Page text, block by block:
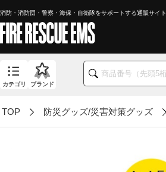
消防・消防団・警察・海保・自衛隊をサポートする通販サイト
カテゴリ ブランド
TOP 防災グッズ/災害対策グッズ